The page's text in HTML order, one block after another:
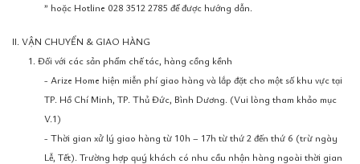
” hoặc Hotline 028 3512 2785 để được hướng dẫn.
II. VẬN CHUYỂN & GIAO HÀNG
1. Đối với các sản phẩm chế tác, hàng cồng kềnh
- Arize Home hiện miễn phí giao hàng và lắp đặt cho một số khu vực tại
TP. Hồ Chí Minh, TP. Thủ Đức, Bình Dương. (Vui lòng tham khảo mục
V.1)
- Thời gian xử lý giao hàng từ 10h – 17h từ thứ 2 đến thứ 6 (trừ ngày
Lễ, Tết). Trường hợp quý khách có nhu cầu nhận hàng ngoài thời gian